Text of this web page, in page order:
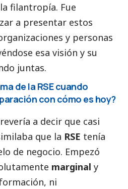
filantropía. Fue
a presentar estos
y personas
esa visión y su
juntas.
de la RSE cuando
con cómo es hoy?
a decir que casi
que la RSE tenía
de negocio. Empezó
marginal y
ni